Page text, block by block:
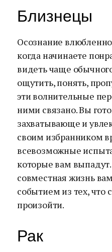
Близнецы
Осознание
когда начинаете
видеть чаще
ощутить, понять,
эти волнительные
ними связано. Вы
захватывающе и
своим избранником
всевозможные
которые вам
совместная жизнь
событием из тех, что
произойти.
Рак